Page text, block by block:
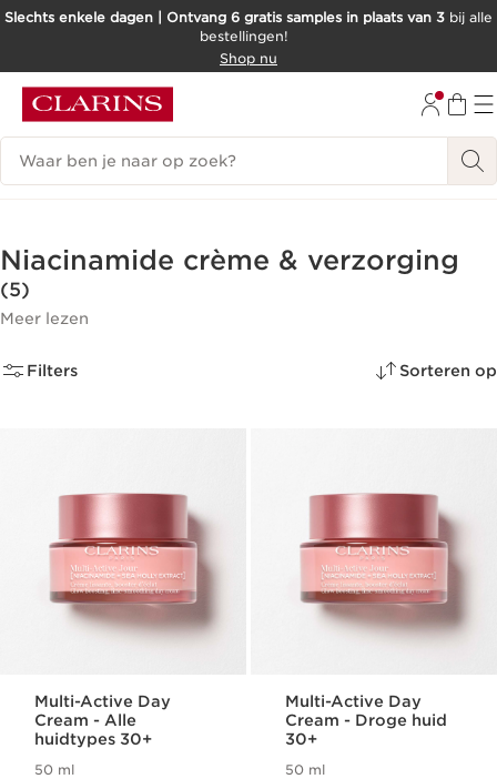
DOORGAAN NAAR INHOUD
Slechts enkele dagen | Ontvang 6 gratis samples in plaats van 3 bij alle
bestellingen!
Shop nu
Zoekgeschiedenis
Niacinamide crème & verzorging
(5)
Meer lezen
Filters Sorteren op
Multi-Active Day
Cream - Alle
huidtypes 30+
50 ml
Multi-Active Day
Cream - Droge huid
30+
50 ml